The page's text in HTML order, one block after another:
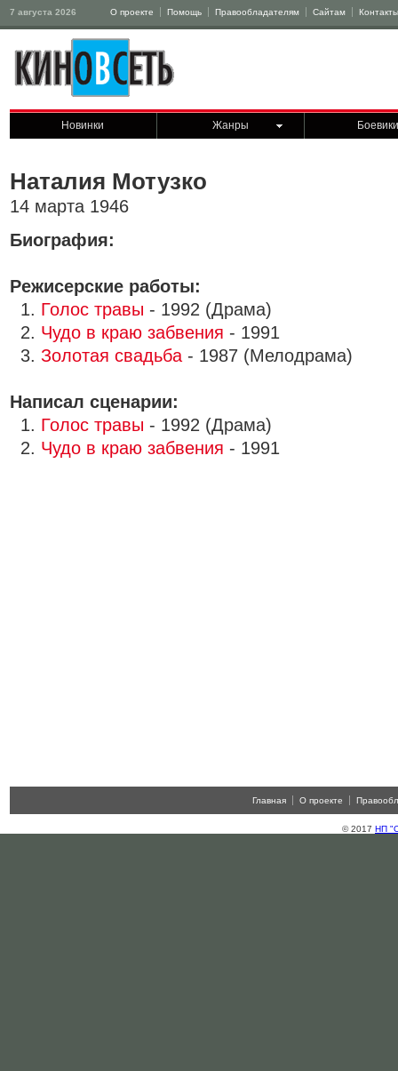
7 августа 2026 О проекте Помощь Правообладателям Сайтам Контакты
Новинки Жанры Боевики
Наталия Мотузко
14 марта 1946
Биография:
Режисерские работы:
1. Голос травы - 1992 (Драма)
2. Чудо в краю забвения - 1991
3. Золотая свадьба - 1987 (Мелодрама)
Написал сценарии:
1. Голос травы - 1992 (Драма)
2. Чудо в краю забвения - 1991
Главная О проекте
© 2017 НП